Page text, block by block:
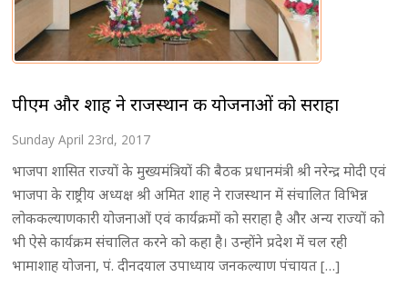
पीएम और शाह ने राजस्थान की योजनाओं को सराहा
Sunday April 23rd, 2017
भाजपा शासित राज्यों के मुख्यमंत्रियों की बैठक प्रधानमंत्री श्री नरेन्द्र मोदी एवं
भाजपा के राष्ट्रीय अध्यक्ष श्री अमित शाह ने राजस्थान में संचालित विभिन्न
लोककल्याणकारी योजनाओं एवं कार्यक्रमों को सराहा है और अन्य राज्यों को
भी ऐसे कार्यक्रम संचालित करने को कहा है। उन्होंने प्रदेश में चल रही
भामाशाह योजना, पं. दीनदयाल उपाध्याय जनकल्याण पंचायत […]